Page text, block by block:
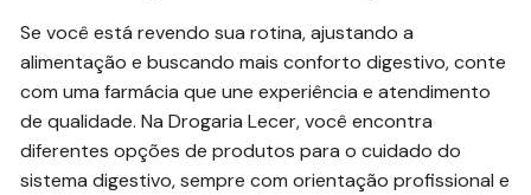
Se você está revendo sua rotina, ajustando a
alimentação e buscando mais conforto digestivo, conte
com uma farmácia que une experiência e atendimento
de qualidade. Na Drogaria Lecer, você encontra
diferentes opções de produtos para o cuidado do
sistema digestivo, sempre com orientação profissional e